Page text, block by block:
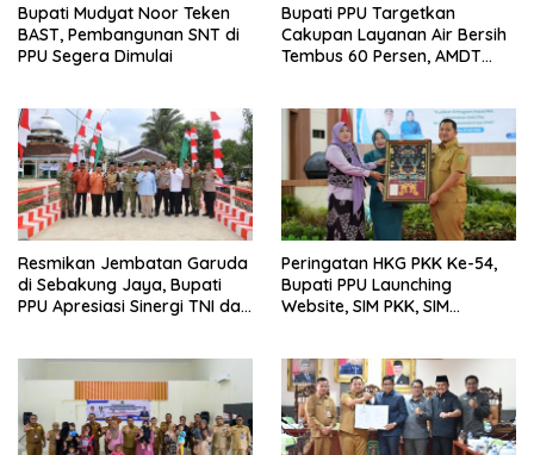
Bupati Mudyat Noor Teken
BAST, Pembangunan SNT di
PPU Segera Dimulai
Bupati PPU Targetkan
Cakupan Layanan Air Bersih
Tembus 60 Persen, AMDT
Resmikan Jembatan Garuda
di Sebakung Jaya, Bupati
PPU Apresiasi Sinergi TNI dan
Peringatan HKG PKK Ke-54,
Bupati PPU Launching
Website, SIM PKK, SIM